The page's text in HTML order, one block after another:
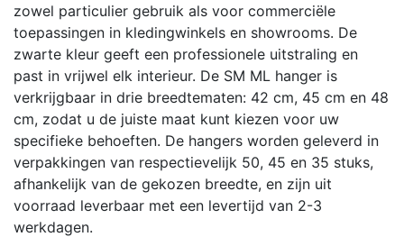
zowel particulier gebruik als voor commerciële
toepassingen in kledingwinkels en showrooms. De
zwarte kleur geeft een professionele uitstraling en
past in vrijwel elk interieur. De SM ML hanger is
verkrijgbaar in drie breedtematen: 42 cm, 45 cm en 48
cm, zodat u de juiste maat kunt kiezen voor uw
specifieke behoeften. De hangers worden geleverd in
verpakkingen van respectievelijk 50, 45 en 35 stuks,
afhankelijk van de gekozen breedte, en zijn uit
voorraad leverbaar met een levertijd van 2-3
werkdagen.